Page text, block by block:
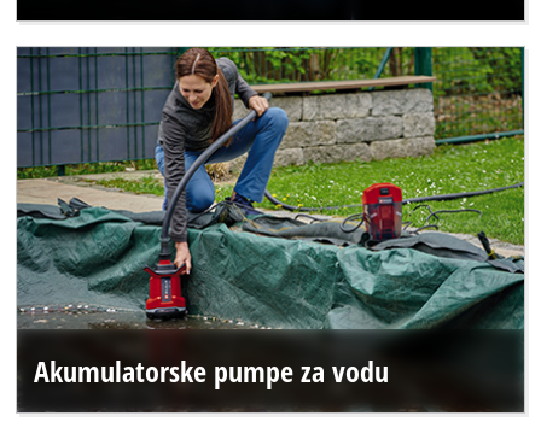
Akumulatorske pumpe za vodu